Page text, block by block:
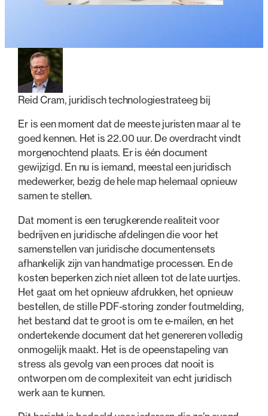
Reid Cram, juridisch technologiestrateeg bij
Er is een moment dat de meeste juristen maar al te
goed kennen. Het is 22.00 uur. De overdracht vindt
morgenochtend plaats. Er is één document
gewijzigd. En nu is iemand, meestal een juridisch
medewerker, bezig de hele map helemaal opnieuw
samen te stellen.
Dat moment is een terugkerende realiteit voor
bedrijven en juridische afdelingen die voor het
samenstellen van juridische documentensets
afhankelijk zijn van handmatige processen. En de
kosten beperken zich niet alleen tot de late uurtjes.
Het gaat om het opnieuw afdrukken, het opnieuw
bestellen, de stille PDF-storing zonder foutmelding,
het bestand dat te groot is om te e-mailen, en het
ondertekende document dat het genereren volledig
onmogelijk maakt. Het is de opeenstapeling van
stress als gevolg van een proces dat nooit is
ontworpen om de complexiteit van echt juridisch
werk aan te kunnen.